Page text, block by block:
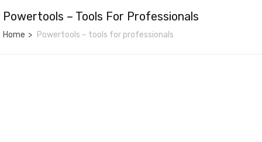
Powertools – Tools For Professionals
Home Powertools – tools for professionals